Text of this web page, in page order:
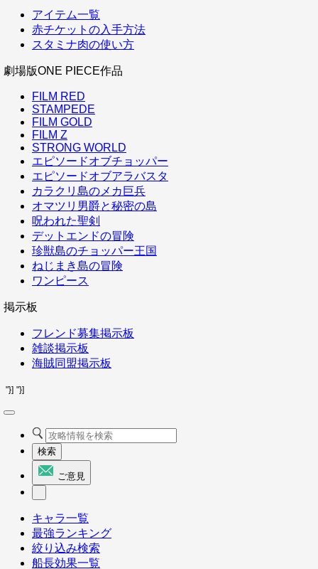
アイテム一覧
赤チケットの入手方法
スタミナ肉の使い方
劇場版ONE PIECE作品
FILM RED
STAMPEDE
FILM GOLD
FILM Z
STRONG WORLD
エピソードオブチョッパー
エピソードオブアラバスタ
カラクリ島のメカ巨兵
オマツリ男爵と秘密の島
呪われた聖剣
デットエンドの冒険
珍獣島のチョッパー王国
ねじまき島の冒険
ワンピース
掲示板
フレンド募集掲示板
雑談掲示板
海賊同盟掲示板
"}] "}]
検索
ご意見
キャラ一覧
最強ランキング
絞り込み検索
船長効果一覧